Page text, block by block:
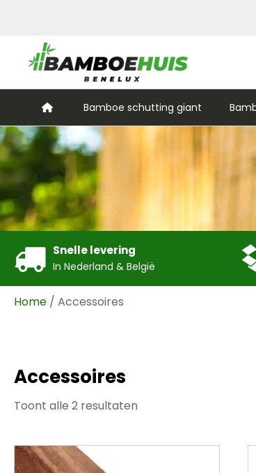
Bamboe schutting giant
Snelle levering
In Nederland & België
Home / Accessoires
Accessoires
Toont alle 2 resultaten